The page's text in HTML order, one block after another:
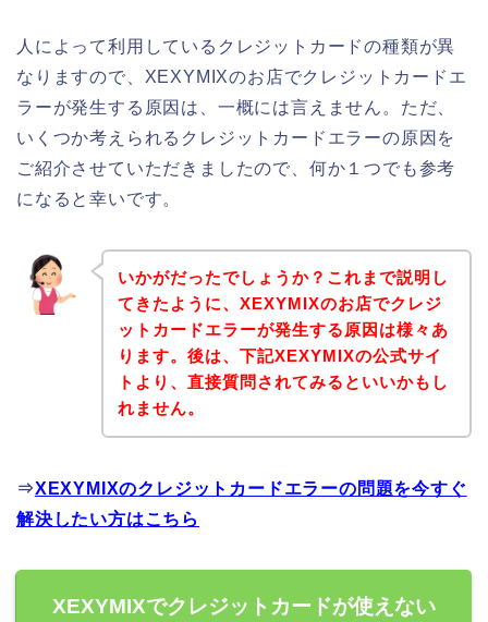
人によって利用しているクレジットカードの種類が異
なりますので、XEXYMIXのお店でクレジットカードエ
ラーが発生する原因は、一概には言えません。ただ、
いくつか考えられるクレジットカードエラーの原因を
ご紹介させていただきましたので、何か１つでも参考
になると幸いです。
いかがだったでしょうか？これまで説明し
てきたように、XEXYMIXのお店でクレジ
ットカードエラーが発生する原因は様々あ
ります。後は、下記XEXYMIXの公式サイ
トより、直接質問されてみるといいかもし
れません。
⇒XEXYMIXのクレジットカードエラーの問題を今すぐ
解決したい方はこちら
XEXYMIXでクレジットカードが使えない